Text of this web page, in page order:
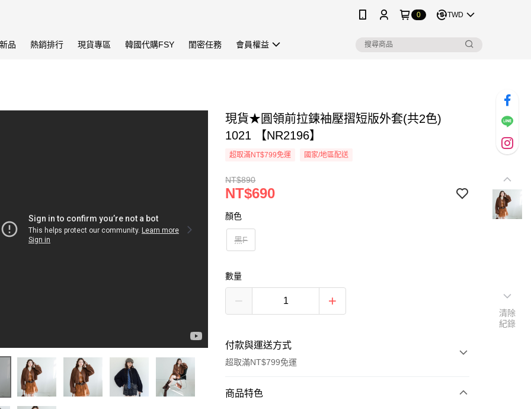
0 TWD
品 熱銷排行 現貨專區 韓國代購FSY 閨密任務 會員權益
現貨★圓領前拉鍊袖壓摺短版外套(共2色)
1021 【NR2196】
超取滿NT$799免運 國家/地區配送
NT$890
NT$690
顏色
黑F
數量
付款與運送方式
超取滿NT$799免運
付款方式
商品特色
清除
紀錄